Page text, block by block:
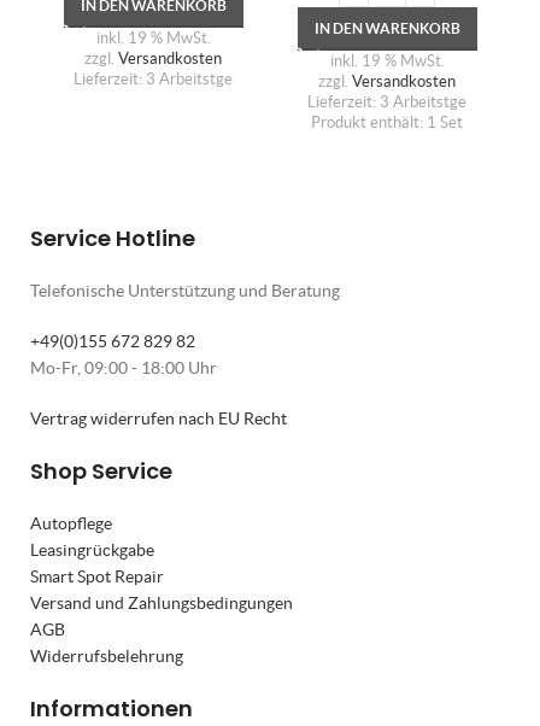
IN DEN WARENKORB
inkl. 19 % MwSt.
zzgl. Versandkosten
Lieferzeit: 3 Arbeitstge
IN DEN WARENKORB
inkl. 19 % MwSt.
zzgl. Versandkosten
Lieferzeit: 3 Arbeitstge
Produkt enthält: 1 Set
Service Hotline
Telefonische Unterstützung und Beratung
+49(0)155 672 829 82
Mo-Fr, 09:00 - 18:00 Uhr
Vertrag widerrufen nach EU Recht
Shop Service
Autopflege
Leasingrückgabe
Smart Spot Repair
Versand und Zahlungsbedingungen
AGB
Widerrufsbelehrung
Informationen